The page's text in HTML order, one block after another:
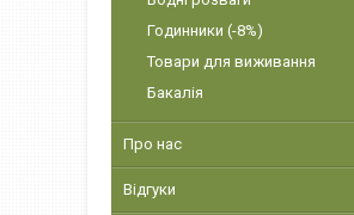
Годинники (-8%)
Товари для виживання
Бакалія
Про нас
Відгуки